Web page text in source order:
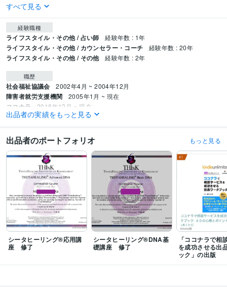
すべて見る
経験職種
ライフスタイル・その他 / 占い師 経験年数 : 1年
ライフスタイル・その他 / カウンセラー・コーチ 経験年数 : 20年
ライフスタイル・その他 / その他 経験年数 : 2年
職歴
社会福祉協議会 2002年4月 ~ 2004年12月
障害者就労支援機関 2005年1月 ~ 現在
ココナラ 2018年12月 ~ 現在
Kindle 2021年2月 ~ 現在
シータヒーリング®︎ 2023年3月 ~ 現在
受賞歴
ココナラプラチナランク45か月継続
「ココナラカウンセラーの出品術」
「ココナラで相談サービスを成功させる出品ワークブック」
Kindle オーク
ション・eコマースランキング１位
Kindle 小規模ビジネスに関する電子書
籍ランキング１位
資格・検定
ホームヘルパー2級養成研修修了 取得年 : 2002年
社会福祉士 取得年 : 2006年
精神保健福祉士 取得年 : 2012年
普通自動車運転免許 取得年 : 2000年
出品者の実績をもっと見る
出品者のポートフォリオ もっと見る
シータヒーリング®応用講
座 修了
シータヒーリング®DNA基
礎講座 修了
「ココナラで相
を成功させる出
ック」の出版